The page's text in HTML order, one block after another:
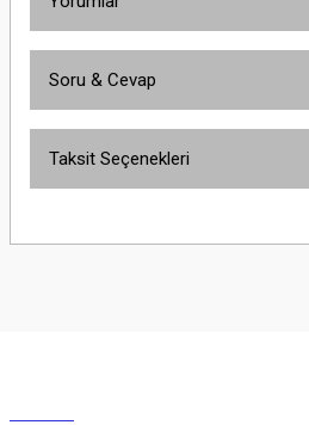
Soru & Cevap
Soru Sor
Taksit Seçenekleri